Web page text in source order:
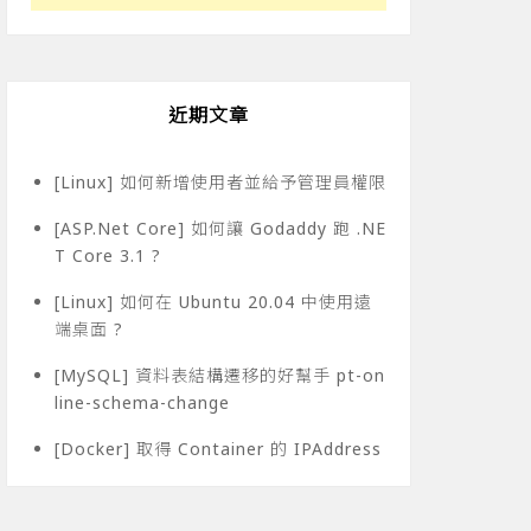
近期文章
[Linux] 如何新增使用者並給予管理員權限
[ASP.Net Core] 如何讓 Godaddy 跑 .NE
T Core 3.1 ?
[Linux] 如何在 Ubuntu 20.04 中使用遠
端桌面 ?
[MySQL] 資料表結構遷移的好幫手 pt-on
line-schema-change
[Docker] 取得 Container 的 IPAddress